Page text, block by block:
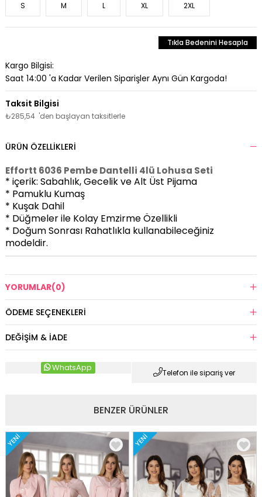
S M L XL 2XL
Tıkla Bedenini Hesapla
Kargo Bilgisi:
Saat 14:00 'a Kadar Verilen Siparişler Aynı Gün Kargoda!
₺285,54 'den başlayan taksitlerle
ÜRÜN ÖZELLIKLERI
Effortt 6036 Pembe Dantelli 4lü Lohusa Seti
* içerik: Sabahlık, Gecelik ve Alt Üst Pijama
* Pamuklu Kumaş
* Kuşak Dahil
* Düğmeler ile Kolay Emzirme Özellikli
* Doğum Sonrası Rahatlıkla kullanabileceğiniz
modeldir.
YORUMLAR(0)
ÖDEME SEÇENEKLERI
DEĞIŞIM & İADE
Telefon ile sipariş ver
WhatsApp
BENZER ÜRÜNLER
YENI YENI